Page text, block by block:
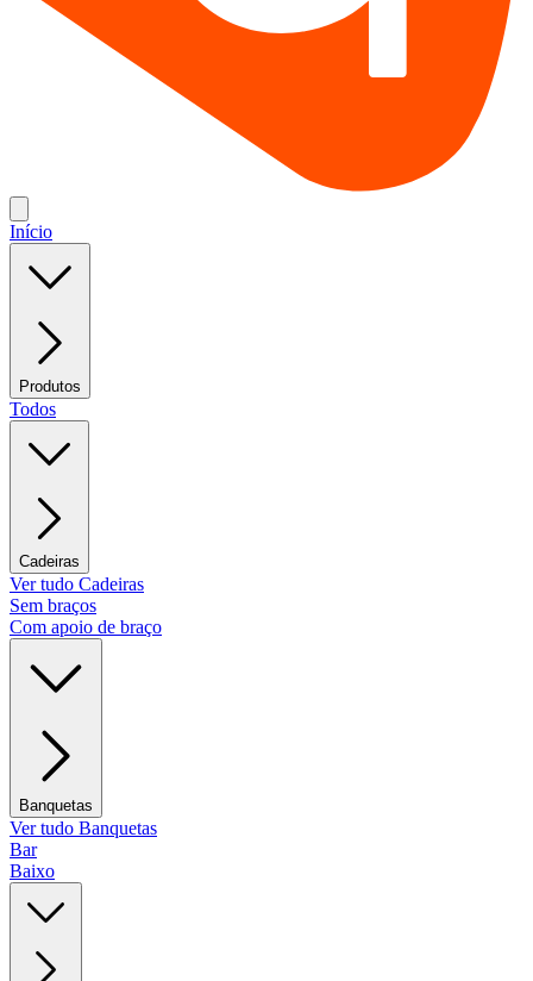
Início
Produtos
Todos
Cadeiras
Ver tudo Cadeiras
Sem braços
Com apoio de braço
Banquetas
Ver tudo Banquetas
Bar
Baixo